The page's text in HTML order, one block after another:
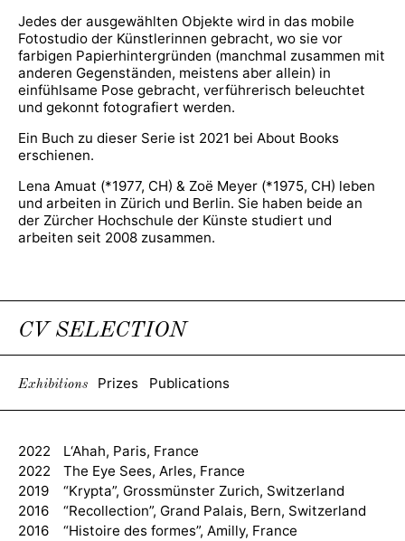
Jedes der ausgewählten Objekte wird in das mobile
Fotostudio der Künstlerinnen gebracht, wo sie vor
farbigen Papierhintergründen (manchmal zusammen mit
anderen Gegenständen, meistens aber allein) in
einfühlsame Pose gebracht, verführerisch beleuchtet
und gekonnt fotografiert werden.
Ein Buch zu dieser Serie ist 2021 bei About Books
erschienen.
Lena Amuat (*1977, CH) & Zoë Meyer (*1975, CH) leben
und arbeiten in Zürich und Berlin. Sie haben beide an
der Zürcher Hochschule der Künste studiert und
arbeiten seit 2008 zusammen.
CV SELECTION
Exhibitions Prizes Publications
2022
L‘Ahah, Paris, France
2022
The Eye Sees, Arles, France
2019
“Krypta”, Grossmünster Zurich, Switzerland
2016
“Recollection”, Grand Palais, Bern, Switzerland
2016
“Histoire des formes”, Amilly, France